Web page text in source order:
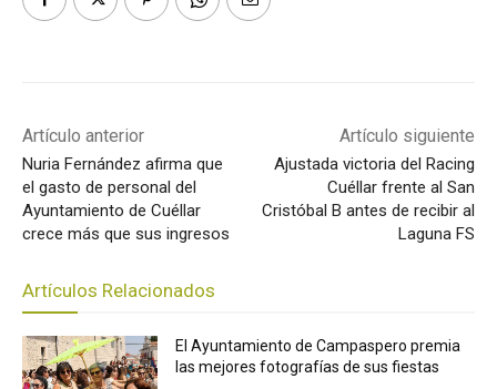
Artículo anterior
Nuria Fernández afirma que
el gasto de personal del
Ayuntamiento de Cuéllar
crece más que sus ingresos
Artículo siguiente
Ajustada victoria del Racing
Cuéllar frente al San
Cristóbal B antes de recibir al
Laguna FS
Artículos Relacionados
El Ayuntamiento de Campaspero premia
las mejores fotografías de sus fiestas